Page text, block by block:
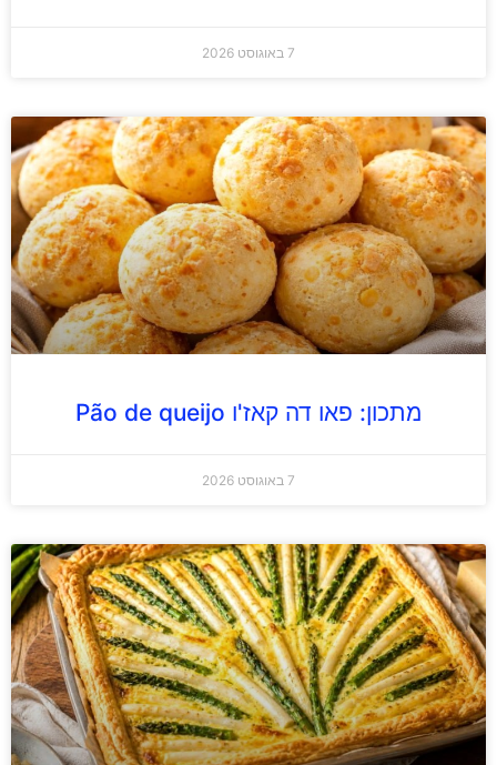
7 באוגוסט 2026
מתכון: פאו דה קאז'ו Pão de queijo
7 באוגוסט 2026